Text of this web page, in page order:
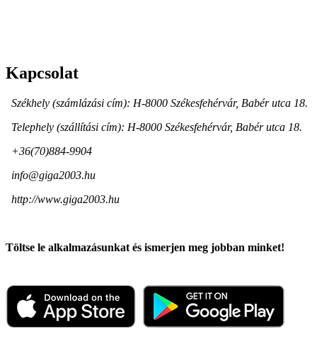
Kapcsolat
Székhely (számlázási cím): H-8000 Székesfehérvár, Babér utca 18.
Telephely (szállítási cím): H-8000 Székesfehérvár, Babér utca 18.
+36(70)884-9904
info@giga2003.hu
http://www.giga2003.hu
Töltse le alkalmazásunkat és ismerjen meg jobban minket!